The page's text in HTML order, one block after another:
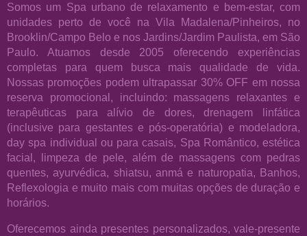
Somos um Spa urbano de relaxamento e bem-estar, com
unidades perto de você na Vila Madalena/Pinheiros, no
Brooklin/Campo Belo e nos Jardins/Jardim Paulista, em São
Paulo. Atuamos desde 2005 oferecendo experiências
completas para quem busca mais qualidade de vida.
Nossas promoções podem ultrapassar 30% OFF em nossa
reserva promocional, incluindo: massagens relaxantes e
terapêuticas para alívio de dores, drenagem linfática
(inclusive para gestantes e pós-operatória) e modeladora,
day spa individual ou para casais, Spa Romântico, estética
facial, limpeza de pele, além de massagens com pedras
quentes, ayurvédica, shiatsu, anmá e naturopatia, Banhos,
Reflexologia e muito mais com muitas opções de duração e
horários.
Oferecemos ainda presentes personalizados, vale-presente